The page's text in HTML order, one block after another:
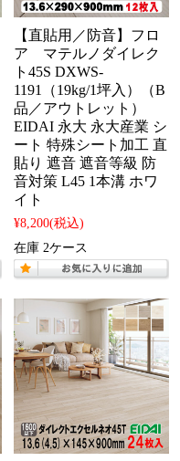
【直貼用／防音】フロ
ア マテルノダイレク
ト45S DXWS-
1191（19kg/1坪入）（B
品／アウトレット）
EIDAI 永大 永大産業 シ
ート 特殊シート加工 直
貼り 遮音 遮音等級 防
音対策 L45 1本溝 ホワ
イト
¥8,200(税込)
在庫 2ケース